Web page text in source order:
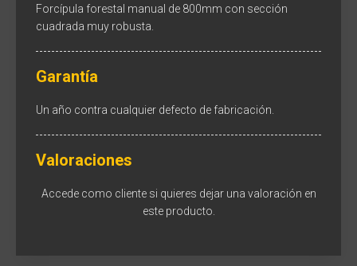
Forcípula forestal manual de 800mm con sección
cuadrada muy robusta.
Garantía
Un año contra cualquier defecto de fabricación.
Valoraciones
Accede como clientesi quieres dejar una valoración en
este producto.